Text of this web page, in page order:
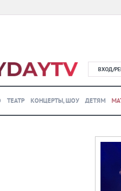
ВХОД/
ТЕАТР КОНЦЕРТЫ, ШОУ ДЕТЯМ